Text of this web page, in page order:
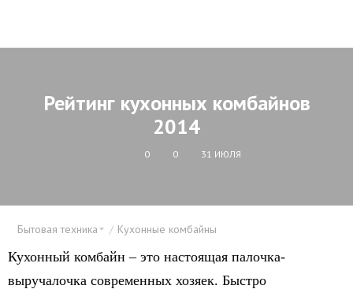
Рейтинг кухонных комбайнов
2014
0 0 31 ИЮЛЯ
Бытовая техника Кухонные комбайны
Кухонный комбайн – это настоящая палочка-
выручалочка современных хозяек. Быстро